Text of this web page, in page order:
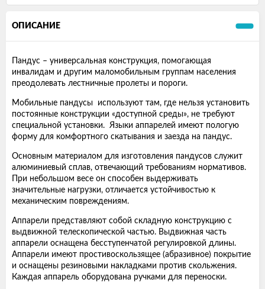
ОПИСАНИЕ
Пандус – универсальная конструкция, помогающая
инвалидам и другим маломобильным группам населения
преодолевать лестничные пролеты и пороги.
Мобильные пандусы используют там, где нельзя установить
постоянные конструкции «доступной среды», не требуют
специальной установки. Языки аппарелей имеют пологую
форму для комфортного скатывания и заезда на пандус.
Основным материалом для изготовления пандусов служит
алюминиевый сплав, отвечающий требованиям нормативов.
При небольшом весе он способен выдерживать
значительные нагрузки, отличается устойчивостью к
механическим повреждениям.
Аппарели представляют собой складную конструкцию с
выдвижной телескопической частью. Выдвижная часть
аппарели оснащена бесступенчатой регулировкой длины.
Аппарели имеют простивоскользящее (абразивное) покрытие
и оснащены резиновыми накладками против скольжения.
Каждая аппарель оборудована ручками для переноски.